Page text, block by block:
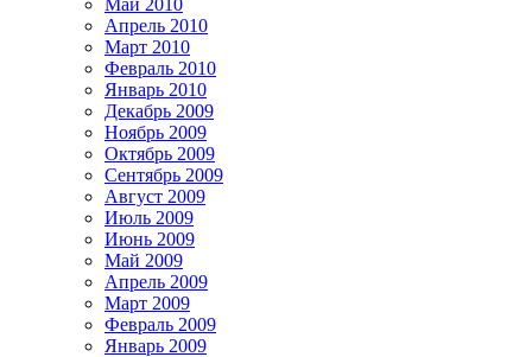
Апрель 2010
Март 2010
Февраль 2010
Январь 2010
Декабрь 2009
Ноябрь 2009
Октябрь 2009
Сентябрь 2009
Август 2009
Июль 2009
Июнь 2009
Май 2009
Апрель 2009
Март 2009
Февраль 2009
Январь 2009